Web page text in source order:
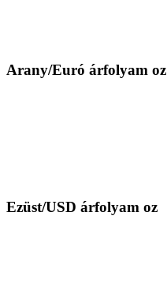
Arany/Euró árfolyam oz
Ezüst/USD árfolyam oz